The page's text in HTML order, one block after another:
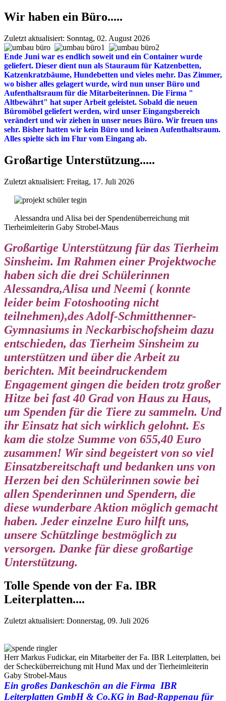
Wir haben ein Büro.....
Zuletzt aktualisiert: Sonntag, 02. August 2026
Ende Juni war es endlich soweit und ein Container wurde
geliefert. Dieser dient nun als Stauraum für Katzenbetten,
Katzenkratzbäume, Hundebetten und vieles mehr. Das Zimmer,
wo bisher alles gelagert wurde, wird nun unser Büro und
Aufenthaltsraum für die Mitarbeiterinnen. Die Firma "
Altbewährt" hat super Arbeit geleistet. Sobald die neuen
Büromöbel geliefert werden, wird unser Eingangsbereich
verändert und wir ziehen in unser neues Büro. Wir freuen uns
sehr. Bisher hatten wir kein Büro und keinen Aufenthaltsraum.
Alles spielte sich im Flur vom Eingang ab.
Großartige Unterstützung.....
Zuletzt aktualisiert: Freitag, 17. Juli 2026
Alessandra und Alisa bei der Spendenüberreichung mit
Tierheimleiterin Gaby Strobel-Maus
Großartige Unterstützung für das Tierheim
Sinsheim. Im Rahmen einer Projektwoche
haben sich die drei Schülerinnen
Alessandra,Alisa und Neemi ( konnte
leider beim Fotoshooting nicht
teilnehmen),des Adolf-Schmitthenner-
Gymnasiums in Neckarbischofsheim dazu
entschieden, das Tierheim Sinsheim zu
unterstützen und über die Arbeit zu
berichten. Mit beeindruckendem
Engagement gingen die beiden trotz großer
Hitze bei fast 40 Grad von Haus zu Haus,
um Spenden für die Tiere zu sammeln. Und
ihr Einsatz hat sich wirklich gelohnt. Es
kam die stolze Summe von 655,40 Euro
zusammen! Wir sind begeistert von so viel
Einsatzbereitschaft und bedanken uns von
Herzen bei den Schülerinnen sowie bei
allen Spenderinnen und Spendern, die
diese wunderbare Aktion möglich gemacht
haben. Jeder einzelne Euro hilft uns,
unsere Schützlinge bestmöglich zu
versorgen. Danke für diese großartige
Unterstützung.
Tolle Spende von der Fa. IBR
Leiterplatten....
Zuletzt aktualisiert: Donnerstag, 09. Juli 2026
Herr Markus Fudickar, ein Mitarbeiter der Fa. IBR Leiterplatten, bei
der Schecküberreichung mit Hund Max und der Tierheimleiterin
Gaby Strobel-Maus
Ein großes Dankeschön an die Firma IBR
Leiterplatten GmbH & Co.KG in Bad-Rappenau für